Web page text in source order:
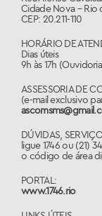
Cidade Nova – Rio
CEP: 20.211-110
HORÁRIO DE
Dias úteis
9h às 17h
ASSESSORIA DE
(e-mail exclusivo
DÚVIDAS,
ligue 1746 ou (21)
o código de área
PORTAL:
www.1746.rio